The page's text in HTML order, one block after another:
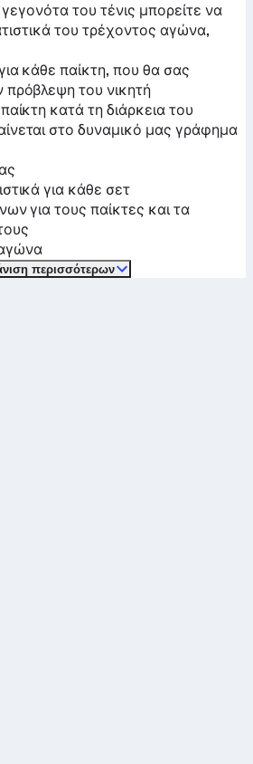
του τένις μπορείτε να
του τρέχοντος αγώνα,
κάθε παίκτη, που θα σας
πρόβλεψη του νικητή
κατά τη διάρκεια του
στο δυναμικό μας γράφημα
για κάθε σετ
για τους παίκτες και τα
περισσότερων